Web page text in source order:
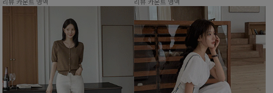
리뷰 카운트 영역 리뷰 카운트 영역